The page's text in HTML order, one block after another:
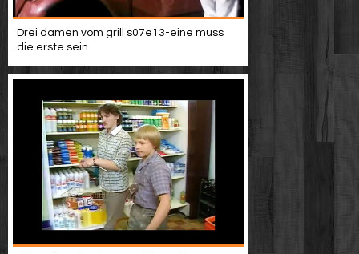
Drei damen vom grill s07e13-eine muss
die erste sein